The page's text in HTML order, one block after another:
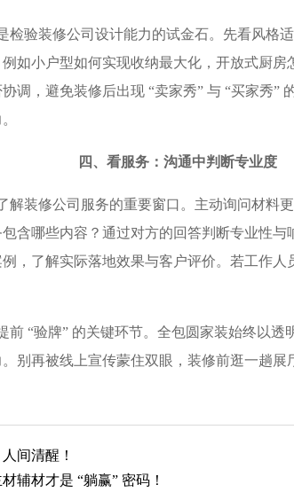
验装修公司设计能力的试金石。先看风格
如小户型如何实现收纳最大化，开放式厨
调，避免装修后出现 “卖家秀” 与 “买家秀”
四、看服务：沟通中判断专业度​
装修公司服务的重要窗口。主动询问材料
含哪些内容？通过对方的回答判断专业性与
，了解实际落地效果与客户评价。若工作
“验牌” 的关键环节。全包圆家装始终以透
别再被线上宣传蒙住双眼，装修前逛一趟展
间清醒！
辅材才是 “躺赢” 密码！